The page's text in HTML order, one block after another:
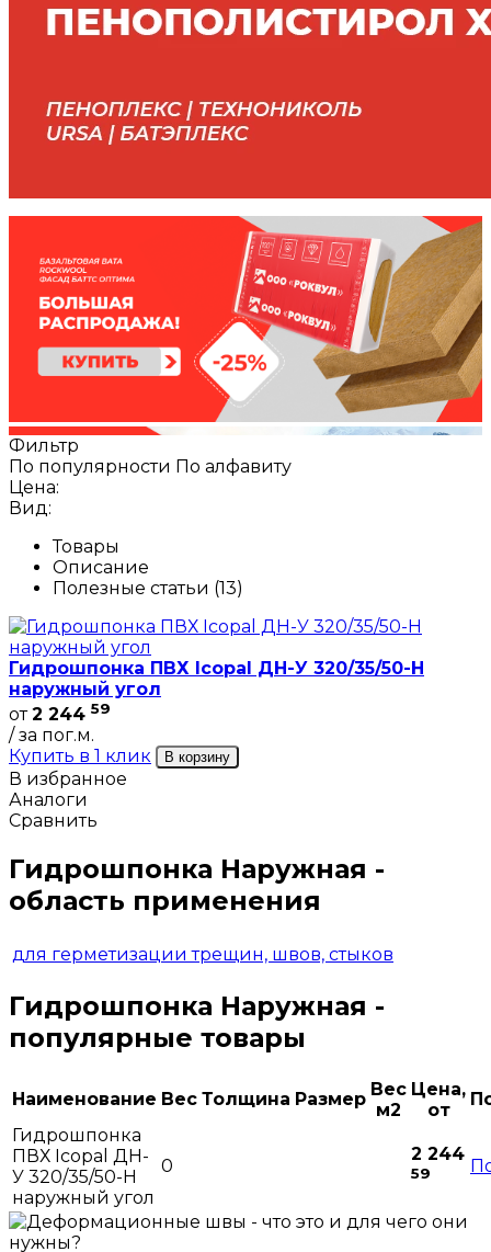
Фильтр
По популярности По алфавиту
Цена:
Вид:
Товары
Описание
Полезные статьи (13)
Гидрошпонка ПВХ Icopal ДН-У 320/35/50-Н
наружный угол
от2 244 59
/ за пог.м.
Купить в 1 клик
В корзину
В избранное
Аналоги
Сравнить
Гидрошпонка Наружная -
область применения
для герметизации трещин, швов, стыков
Гидрошпонка Наружная -
популярные товары
Наименование Вес Толщина Размер Вес
м2
Цена,
от
Гидрошпонка
ПВХ Icopal ДН-
У 320/35/50-Н
наружный угол
0
2 244
59